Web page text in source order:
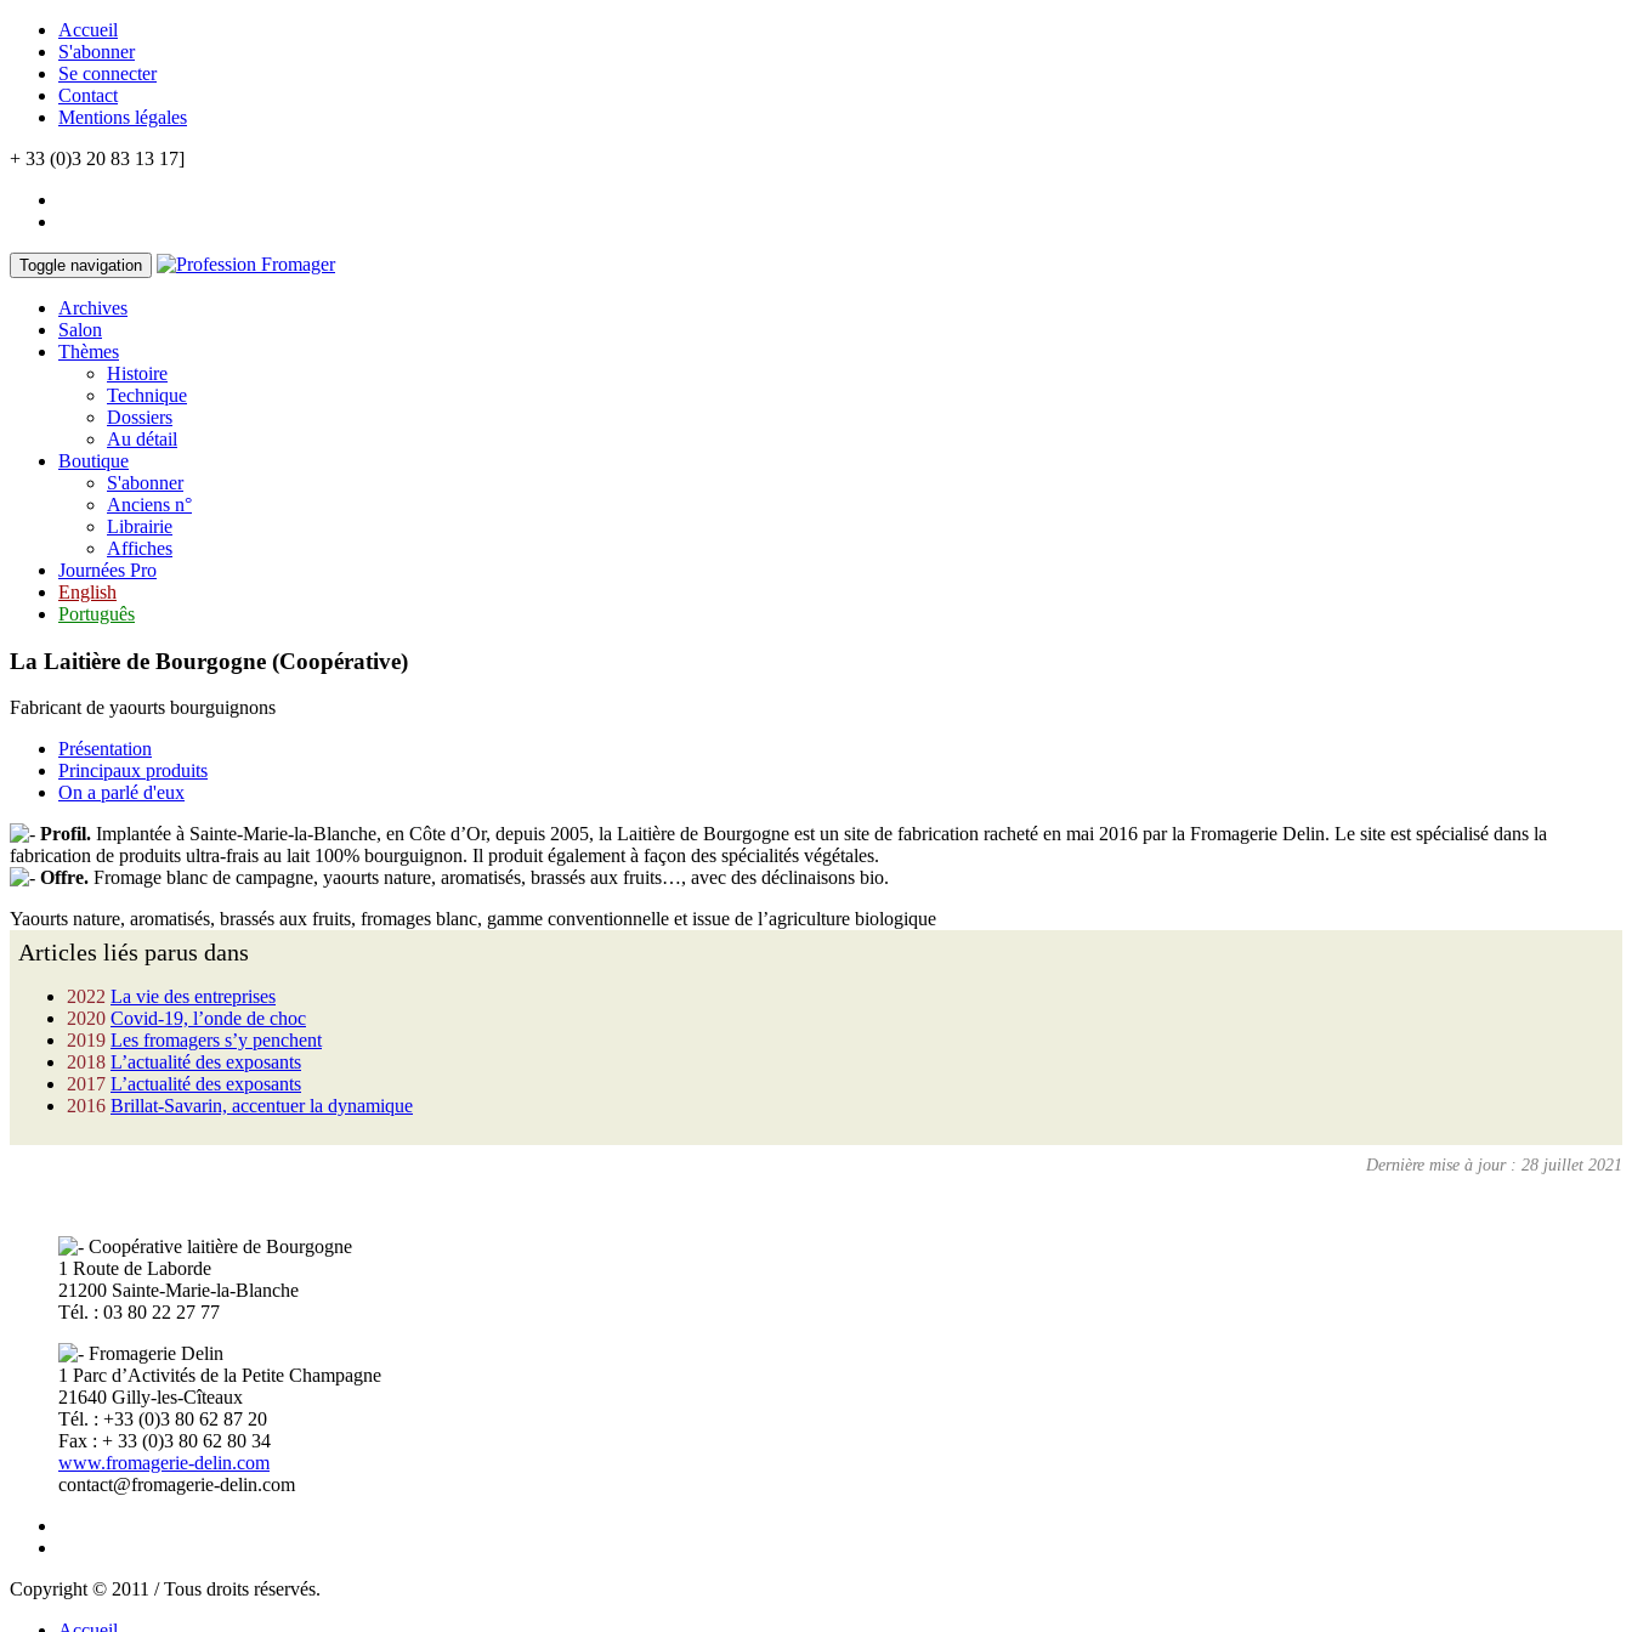
Accueil
S'abonner
Se connecter
Contact
Mentions légales
+ 33 (0)3 20 83 13 17]
Toggle navigation
Archives
Salon
Thèmes
Histoire
Technique
Dossiers
Au détail
Boutique
S'abonner
Anciens n°
Librairie
Affiches
Journées Pro
English
Português
La Laitière de Bourgogne (Coopérative)
Fabricant de yaourts bourguignons
Présentation
Principaux produits
On a parlé d'eux
Profil. Implantée à Sainte-Marie-la-Blanche, en Côte d’Or, depuis 2005, la Laitière de Bourgogne est un site de fabrication racheté en mai 2016 par la Fromagerie Delin. Le site est spécialisé dans la
fabrication de produits ultra-frais au lait 100% bourguignon. Il produit également à façon des spécialités végétales.
Offre. Fromage blanc de campagne, yaourts nature, aromatisés, brassés aux fruits…, avec des déclinaisons bio.
Yaourts nature, aromatisés, brassés aux fruits, fromages blanc, gamme conventionnelle et issue de l’agriculture biologique
Articles liés parus dans
2022 La vie des entreprises
2020 Covid-19, l’onde de choc
2019 Les fromagers s’y penchent
2018 L’actualité des exposants
2017 L’actualité des exposants
2016 Brillat-Savarin, accentuer la dynamique
Dernière mise à jour : 28 juillet 2021
Coopérative laitière de Bourgogne
1 Route de Laborde
21200 Sainte-Marie-la-Blanche
Tél. : 03 80 22 27 77
Fromagerie Delin
1 Parc d’Activités de la Petite Champagne
21640 Gilly-les-Cîteaux
Tél. : +33 (0)3 80 62 87 20
Fax : + 33 (0)3 80 62 80 34
www.fromagerie-delin.com
contact@fromagerie-delin.com
Copyright © 2011 / Tous droits réservés.